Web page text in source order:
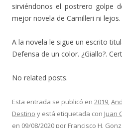
sirviéndonos el postrero golpe
mejor novela de Camilleri ni lejos.
A la novela le sigue un escrito
Defensa de un color. ¿Giallo?.
No related posts.
Esta entrada se publicó en 2019,
Destino y está etiquetada con Juan
en 09/08/2020 por Francisco H.